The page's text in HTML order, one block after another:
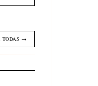
TODAS →